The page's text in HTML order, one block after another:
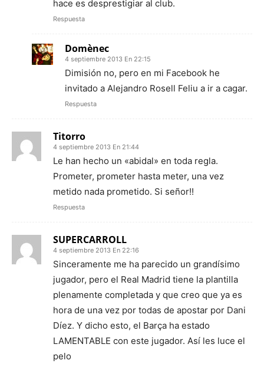
hace es desprestigiar al club.
Respuesta
Domènec
4 septiembre 2013 En 22:15
Dimisión no, pero en mi Facebook he
invitado a Alejandro Rosell Feliu a ir a cagar.
Respuesta
Titorro
4 septiembre 2013 En 21:44
Le han hecho un «abidal» en toda regla.
Prometer, prometer hasta meter, una vez
metido nada prometido. Si señor!!
Respuesta
SUPERCARROLL
4 septiembre 2013 En 22:16
Sinceramente me ha parecido un grandísimo
jugador, pero el Real Madrid tiene la plantilla
plenamente completada y que creo que ya es
hora de una vez por todas de apostar por Dani
Díez. Y dicho esto, el Barça ha estado
LAMENTABLE con este jugador. Así les luce el
pelo